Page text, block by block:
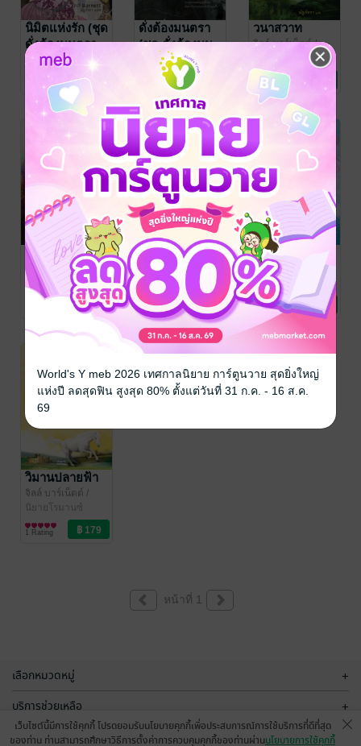
นิมิตแห่งรัก (ชุด
ดั่งต้องมนตรา
เล่ม 2 จบ)
จิลล์ บาร์เน็ตต์
/
สำนักพิมพ์แก้ว
กานต์
นิยายโรมานซ์
5 Rating
ดั่งต้องมนตรา
(ชุด ดั่งต้องมน
ตรา เล่ม 1)
จิลล์ บาร์เน็ตต์
สำนักพิมพ์แก้ว
นิยายโรมานซ์
9 Rating
วนาสวาท
จิลล์ บาร์เน็ตต์/
Grace Publishing
นิยายโรมานซ์
7 Rating
เล่ห์รักลวงใจ
จิลล์ บาร์เน็ตต์/
Grace Publishing
นิยายโรมานซ์
มหัศจรรย์แห่ง
รัก
จิลล์ บาร์เน็ตต์
/
Grace Publishing
นิยายโรมานซ์
6 Rating
ฝันรักสุดฟากฟ้า
จิลล์ บาร์เน็ตต์
Grace Publishing
พารานอร์มอล
โรมานซ์
5 Rating
วิมานปลายฟ้า
จิลล์ บาร์เน็ตต์ /
Grace Publishing
นิยายโรมานซ์
1 Rating
หน้าที่ 1
เลือกหมวดหมู่ +
บริการช่วยเหลือ +
เกี่ยวกับเรา
เว็บไซต์นี้มีการใช้คุกกี้ โปรดยอมรับนโยบายคุกกี้เพื่อประสบการณ์การใช้บริการที่ดีที่สุด
ของท่าน ท่านสามารถศึกษาวิธีการตั้งค่าการควบคุมคุกกี้ของท่านผ่านนโยบายการใช้คุกกี้
World's Y meb 2026 เทศกาลนิยาย การ์ตูนวาย สุดยิ่งใหญ่
แห่งปี ลดสุดฟิน สูงสุด 80% ตั้งแต่วันที่ 31 ก.ค. - 16 ส.ค.
69